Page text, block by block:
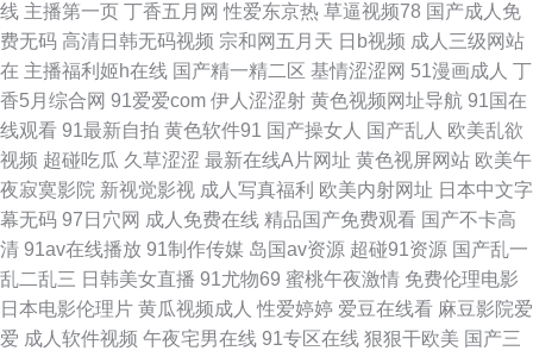
影网址 与子敌伦刺激对白播 国产精品熟女自拍 欧美亚洲人成网 亚洲午夜成
亚洲十八岁黄色片 电影bt之家 免费高清电影大全 羞羞漫画在线成人 成人秘
密网站 蜜桃91网站 西西大胆裸 爱做久久久久久 开心情瑟网 伪娘偷拍福利
99爱操 精品欧美国产一区 瑟瑟网址 91欧美亚洲国 黑丝网站 日韩首页 6080
新视觉 国产午夜福利在线播放 日本久色 在线视频中文字幕第一页 国产日韩
久久 日本韩国颜射 在线观看超碰 国产欧美日韩网站 日韩v片 自拍区偷拍亚
线 主播第一页 丁香五月网 性爱东京热 草逼视频78 国产成人免
费无码 高清日韩无码视频 宗和网五月天 日b视频 成人三级网站
在 主播福利姬h在线 国产精一精二区 基情涩涩网 51漫画成人 丁
香5月综合网 91爱爱com 伊人涩涩射 黄色视频网址导航 91国在
线观看 91最新自拍 黄色软件91 国产操女人 国产乱人 欧美乱欲
视频 超碰吃瓜 久草涩涩 最新在线A片网址 黄色视屏网站 欧美午
夜寂寞影院 新视觉影视 成人写真福利 欧美内射网址 日本中文字
幕无码 97日穴网 成人免费在线 精品国产免费观看 国产不卡高
清 91av在线播放 91制作传媒 岛国av资源 超碰91资源 国产乱一
乱二乱三 日韩美女直播 91尤物69 蜜桃午夜激情 免费伦理电影
日本电影伦理片 黄瓜视频成人 性爱婷婷 爱豆在线看 麻豆影院爱
爱 成人软件视频 午夜宅男在线 91专区在线 狠狠干欧美 国产三